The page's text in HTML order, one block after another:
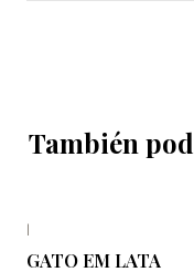
También
|
GATO EM LATA